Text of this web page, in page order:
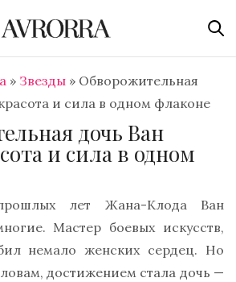
» Звезды » Обворожительная
и сила в одном флаконе
дочь Ван
и сила в одном
лет Жана-Клода Ван
Мастер боевых искусств,
немало женских сердец. Но
достижением стала дочь —